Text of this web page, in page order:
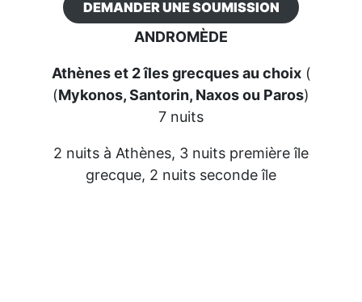
DEMANDER UNE SOUMISSION
ANDROMÈDE
Athènes et 2 îles grecques au choix(
(Mykonos, Santorin, Naxos ou Paros)
7 nuits
2 nuits à Athènes, 3 nuits première île
grecque, 2 nuits seconde île